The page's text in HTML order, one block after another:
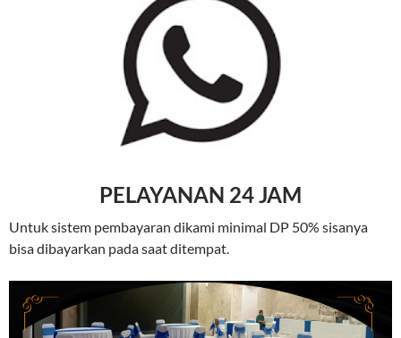
PELAYANAN 24 JAM
Untuk sistem pembayaran dikami minimal DP 50% sisanya
bisa dibayarkan pada saat ditempat.